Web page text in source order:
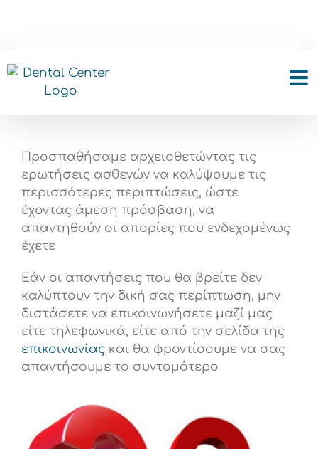
Ερωτήσεις για Strass
στα δόντια
Προσπαθήσαμε αρχειοθετώντας τις
ερωτήσεις ασθενών να καλύψουμε τις
περισσότερες περιπτώσεις, ώστε
έχοντας άμεση πρόσβαση, να
απαντηθούν οι απορίες που ενδεχομένως
έχετε
Εάν οι απαντήσεις που θα βρείτε δεν
καλύπτουν την δική σας περίπτωση, μην
διστάσετε να επικοινωνήσετε μαζί μας
είτε τηλεφωνικά, είτε από την σελίδα της
επικοινωνίας και θα φροντίσουμε να σας
απαντήσουμε το συντομότερο